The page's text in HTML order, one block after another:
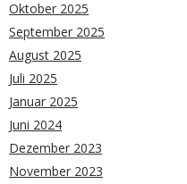
Oktober 2025
September 2025
August 2025
Juli 2025
Januar 2025
Juni 2024
Dezember 2023
November 2023